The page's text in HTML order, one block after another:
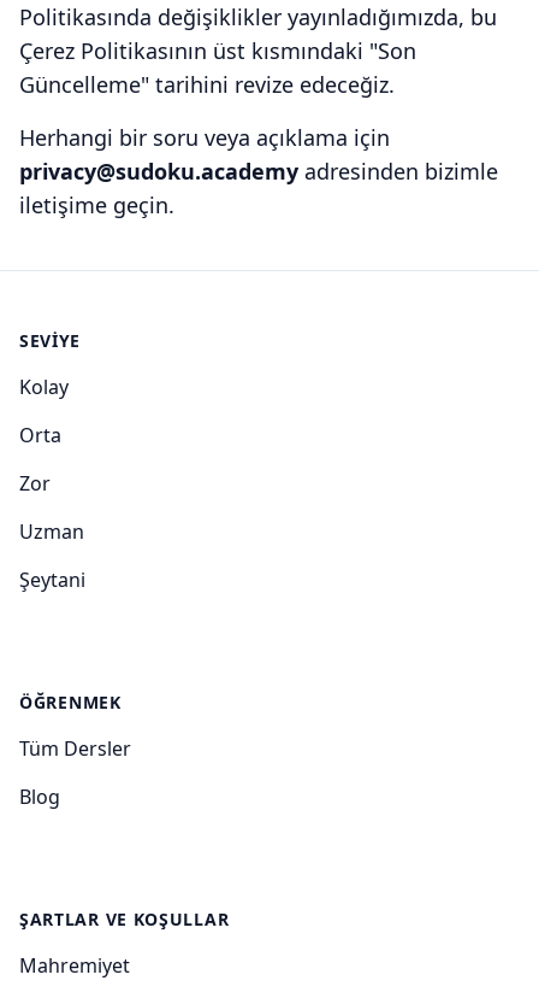
Politikasında değişiklikler yayınladığımızda, bu
Çerez Politikasının üst kısmındaki "Son
Güncelleme" tarihini revize edeceğiz.
Herhangi bir soru veya açıklama için
privacy@sudoku.academy adresinden bizimle
iletişime geçin.
SEVIYE
Kolay
Orta
Zor
Uzman
Şeytani
ÖĞRENMEK
Tüm Dersler
Blog
ŞARTLAR VE KOŞULLAR
Mahremiyet